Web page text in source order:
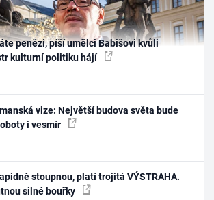
penězi, píší umělci Babišovi kvůli
kulturní politiku hájí
vize: Největší budova světa bude
i vesmír
stoupnou, platí trojitá VÝSTRAHA.
silné bouřky